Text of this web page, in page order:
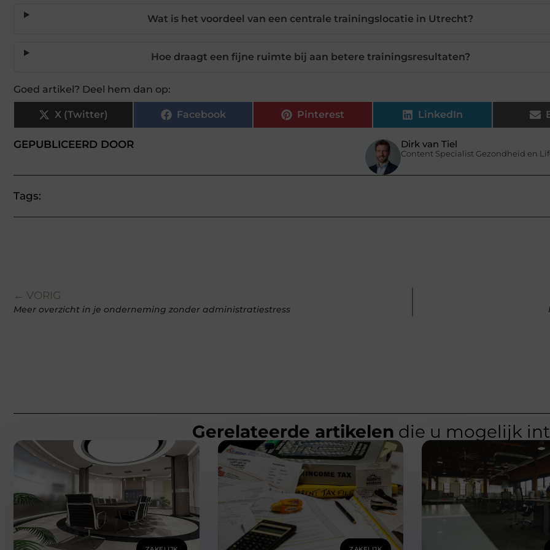
Wat is het voordeel van een centrale trainingslocatie in Utrecht?
Hoe draagt een fijne ruimte bij aan betere trainingsresultaten?
Goed artikel? Deel hem dan op:
X (Twitter) Facebook Pinterest LinkedIn
GEPUBLICEERD DOOR Dirk van Tiel
Content Specialist Gezondheid en
Tags:
← VORIG
Meer overzicht in je onderneming zonder administratiestress
Gerelateerde artikelen die u mogelijk